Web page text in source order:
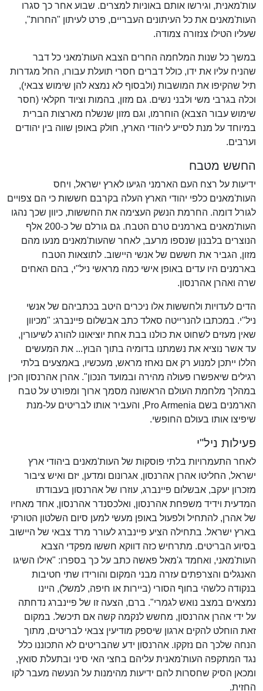
עות'מאנית, וגירשו אותם באוניות למצרים. שבוע אחר כך סגרו
העות'מאנים את כל העיתונים העבריים, פרט לעיתון "החרות",
שעליו הטילו צנזורה צמודה.
במשך כל שנות המלחמה החרים הצבא העות'מאני כל דבר
שהניח עליו את ידו, כולל דברים חסרי תועלת עבורו, החל מגדרות
תיל שהקיפו את המושבות (ולבסוף לא נמצא להן שימוש צבאי),
וכלה בגרבי משי ולבני נשים. גם מזון, בהמות וציוד חקלאי (חסר
שימוש עבור הצבא) הוחרמו, וגם מזון שנשלח מארצות הברית
במיוחד על מנת לסייע ליהודי הארץ, חולק באופן שווה בין יהודים
וערבים.
החשש מטבח
ידיעות על רצח העם הארמני הגיעו לארץ ישראל, ויחס
העות'מאנים כלפי יהודי הארץ העלה בקרבם חששות כי הם צפויים
לגורל דומה. החרמת הנשק העצימה את החששות, כיוון שכך נהגו
העות'מאנים בארמנים טרם הטבח. גם גורלם של כ-200 אלף
הנוצרים בלבנון שנספו מרעב, לאחר שהעות'מאנים מנעו מהם
מזון, הגביר את חששם של אנשי היישוב. לתוצאות הטבח
בארמנים היו עדים באופן אישי כמה מראשי ניל"י, בהם האחים
שרה ואהרן אהרנסון.
הדים לעדויות ולחששות אלו ניכרים היטב בכתביהם של אנשי
ניל"י. במכתבו להנרייטה סאלד כתב אבשלום פיינברג: "מכיוון
שאין מעזים לשחוט את כולנו בבת אחת יוציאונו להורג לשיעורין,
עד אשר נוציא את נשמתנו בדומיה בתוך הבוץ... את המעשים
הללו ייתכן למנוע רק אם נאחז מראש, מעכשיו, באמצעים בלתי
רגילים שיאפשרו פעולה מהירה ובמועד הנכון". אהרן אהרנסון הכין
במהלך מלחמת העולם הראשונה מסמך ארוך ומפורט על טבח
הארמנים בשם Pro Armenia, והעביר אותו לבריטים על-מנת
שיפיצו אותו בעולם החופשי.
פעילות ניל"י
לאחר התעמרויות בלתי פוסקות של העות'מאנים ביהודי ארץ
ישראל, החליטו אהרן אהרנסון, אגרונום ומדען, יזם ואיש ציבור
מזכרון יעקב, אבשלום פיינברג, עוזרו של אהרנסון בעבודתו
המדעית וידיד משפחת אהרנסון, ואלכסנדר אהרנסון, אחד מאחיו
של אהרן, להתחיל ולפעול באופן מעשי למען סיום השלטון הטורקי
בארץ ישראל. בתחילה הציע פיינברג לעורר מרד צבאי של היישוב
בסיוע הבריטים. מתרחיש כזה דווקא חששו מפקדי הצבא
העות'מאני, ואחמד ג'מאל פאשה כתב על כך בספרו: "אילו השיגו
האנגלים והצרפתים עזרה מבני המקום והורידו שתי חטיבות
בנקודה כלשהי בחוף הסורי (ביירות או חיפה, למשל), היינו
נמצאים במצב נואש לגמרי". ברם, הצעה זו של פיינברג נדחתה
על ידי אהרן אהרנסון, מחשש לנקמה קשה אם תיכשל. במקום
זאת הוחלט להקים ארגון שיספק מודיעין צבאי לבריטים, מתוך
הנחה שלכך הם נזקקו. אהרנסון ידע שהבריטים לא התכוננו כלל
נגד המתקפה העות'מאנית עליהם בחצי האי סיני ובתעלת סואץ,
ומכאן הסיק שחסרות להם ידיעות מהימנות על הנעשה מעבר לקו
החזית.